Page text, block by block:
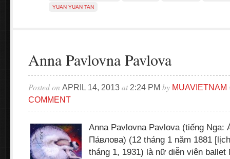
YUAN YUAN TAN
Anna Pavlovna Pavlova
Posted on APRIL 14, 2013 at 2:24 PM by MUAVIETNAM
COMMENT
Anna Pavlovna Pavlova (tiếng Nga:
Па́влова) (12 tháng 1 năm 1881
tháng 1, 1931) là nữ diễn viên ballet